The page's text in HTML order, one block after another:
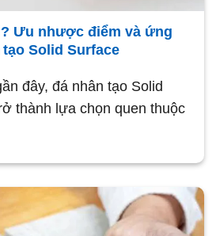
Ưu nhược điểm và ứng
Solid Surface
đây, đá nhân tạo Solid
thành lựa chọn quen thuộc